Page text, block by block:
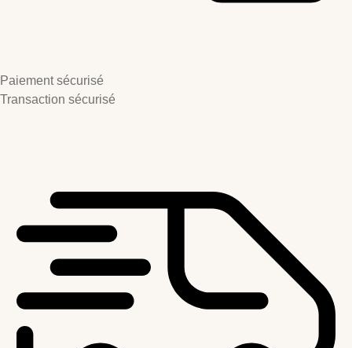
Paiement sécurisé
Transaction sécurisé